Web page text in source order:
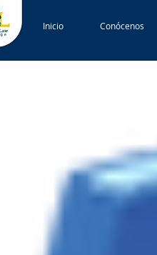
Inicio Conócenos